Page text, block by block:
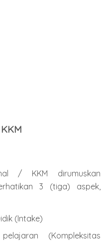
/ KKM dirumuskan
3 (tiga) aspek,
(Intake)
(Kompleksitas